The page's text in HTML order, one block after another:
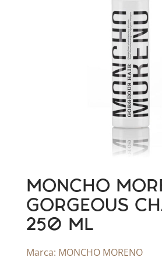
MONCHO
GORGEOUS
250 ML
Marca: MONCHO MORENO